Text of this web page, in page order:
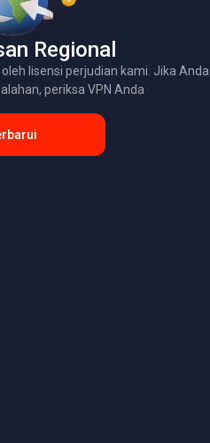
Regional
lisensi perjudian kami. Jika Anda
periksa VPN Anda